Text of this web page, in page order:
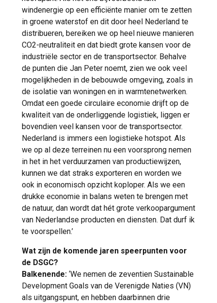
windenergie op een efficiënte manier om te zetten
in groene waterstof en dit door heel Nederland te
distribueren, bereiken we op heel nieuwe manieren
CO2-neutraliteit en dat biedt grote kansen voor de
industriële sector en de transportsector. Behalve
de punten die Jan Peter noemt, zien we ook veel
mogelijkheden in de bebouwde omgeving, zoals in
de isolatie van woningen en in warmtenetwerken.
Omdat een goede circulaire economie drijft op de
kwaliteit van de onderliggende logistiek, liggen er
bovendien veel kansen voor de transportsector.
Nederland is immers een logistieke hotspot. Als
we op al deze terreinen nu een voorsprong nemen
in het in het verduurzamen van productiewijzen,
kunnen we dat straks exporteren en worden we
ook in economisch opzicht koploper. Als we een
drukke economie in balans weten te brengen met
de natuur, dan wordt dat hét grote verkoopargument
van Nederlandse producten en diensten. Dat durf ik
te voorspellen.’
Wat zijn de komende jaren speerpunten voor
de DSGC?
Balkenende: ‘We nemen de zeventien Sustainable
Development Goals van de Verenigde Naties (VN)
als uitgangspunt, en hebben daarbinnen drie